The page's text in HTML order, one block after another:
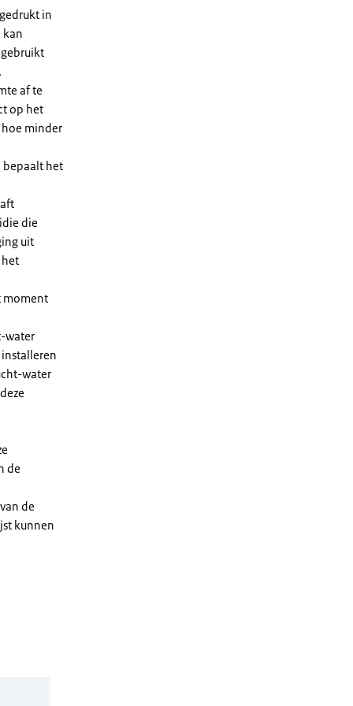
in
kan
af te
op het
hoe minder
bepaalt het
die
uit
moment
water
water
de
de
kunnen